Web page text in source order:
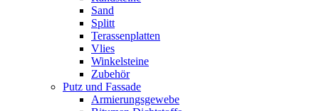
Sand
Splitt
Terassenplatten
Vlies
Winkelsteine
Zubehör
Putz und Fassade
Armierungsgewebe